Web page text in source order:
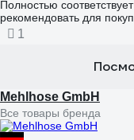
Полностью
рекомендовать для
1
Mehlhose GmbH
Все товары бренда